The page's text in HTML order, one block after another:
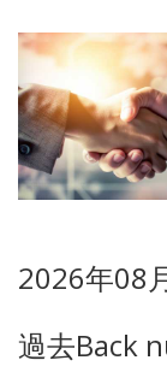
2026年08
過去Back